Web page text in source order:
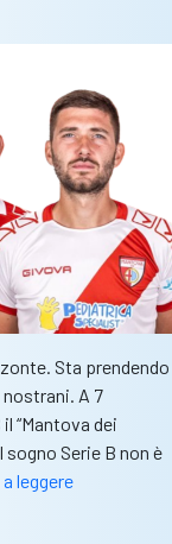
Sta prendendo
A 7
“Mantova dei
sogno Serie B non è
leggereDentro